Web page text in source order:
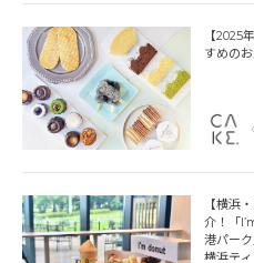
【2025
すめの
【横浜
介！「
港パー
横浜テ